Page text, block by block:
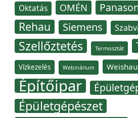
Oktatás OMÉN
Rehau Siemens
Szellőztetés Termosztát
Vízkezelés Webinárium
Építőipar
Épületgépészet